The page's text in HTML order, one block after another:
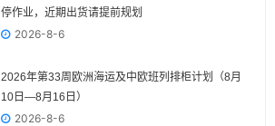
停作业，近期出货请提前规划
2026-8-6
2026年第33周欧洲海运及中欧班列排柜计划（8月
10日—8月16日）
2026-8-6